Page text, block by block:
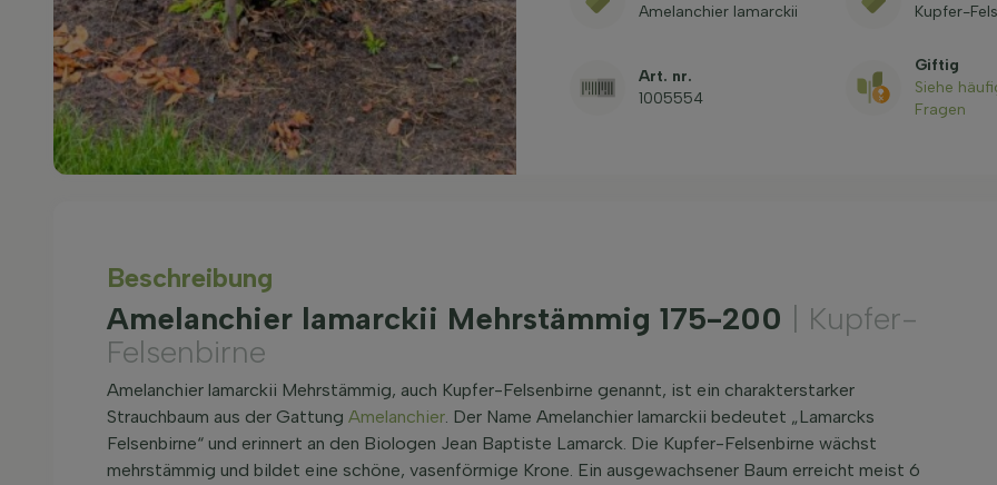
Amelanchier lamarckii
Kupfer-
Art. nr.
1005554
Giftig
Siehe
Fragen
Beschreibung
Amelanchier lamarckii Mehrstämmig 175-200
| Kupfer-
Felsenbirne
Amelanchier lamarckii Mehrstämmig, auch Kupfer-Felsenbirne genannt, ist ein charakterstarker
Strauchbaum aus der Gattung Amelanchier. Der Name Amelanchier lamarckii bedeutet „Lamarcks
Felsenbirne“ und erinnert an den Biologen Jean Baptiste Lamarck. Die Kupfer-Felsenbirne wächst
mehrstämmig und bildet eine schöne, vasenförmige Krone. Ein ausgewachsener Baum erreicht meist 6